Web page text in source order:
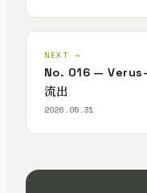
NEXT →
No. 016 —
流出
2026.05.31